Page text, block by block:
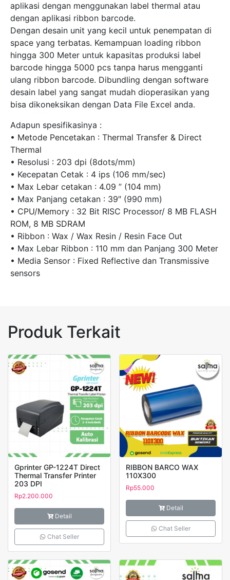
aplikasi dengan menggunakan label thermal atau
dengan aplikasi ribbon barcode.
Dengan desain unit yang kecil untuk penempatan di
space yang terbatas. Kemampuan loading ribbon
hingga 300 Meter untuk kapasitas produksi label
barcode hingga 5000 pcs tanpa harus mengganti
ulang ribbon barcode. Dibundling dengan software
desain label yang sangat mudah dioperasikan yang
bisa dikoneksikan dengan Data File Excel anda.
Adapun spesifikasinya :
• Metode Pencetakan : Thermal Transfer & Direct
Thermal
• Resolusi : 203 dpi (8dots/mm)
• Kecepatan Cetak : 4 ips (106 mm/sec)
• Max Lebar cetakan : 4.09 ” (104 mm)
• Max Panjang cetakan : 39″ (990 mm)
• CPU/Memory : 32 Bit RISC Processor/ 8 MB FLASH
ROM, 8 MB SDRAM
• Ribbon : Wax / Wax Resin / Resin Face Out
• Max Lebar Ribbon : 110 mm dan Panjang 300 Meter
• Media Sensor : Fixed Reflective dan Transmissive
sensors
Produk Terkait
Gprinter GP-1224T Direct
Thermal Transfer Printer
203 DPI
Rp2.200.000
Detail
Chat Seller
RIBBON BARCO WAX
110X300
Rp55.000
Detail
Chat Seller